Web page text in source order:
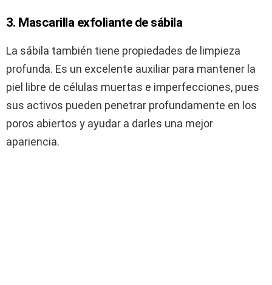
3. Mascarilla exfoliante de sábila
La sábila también tiene propiedades de limpieza
profunda. Es un excelente auxiliar para mantener la
piel libre de células muertas e imperfecciones, pues
sus activos pueden penetrar profundamente en los
poros abiertos y ayudar a darles una mejor
apariencia.